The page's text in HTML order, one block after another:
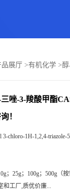
品展厅 >有机化学 >
三唑-3-羧酸甲酯
！
3-chloro-1H-1,2,4-
；25g；100g；500g（按
和工厂,质优价廉...